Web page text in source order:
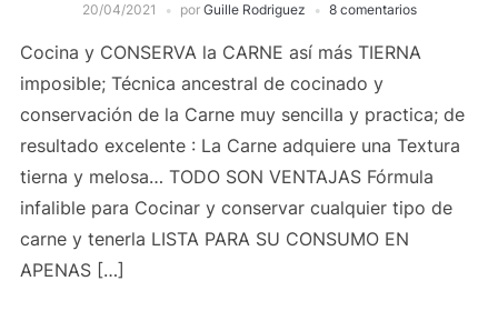
20/04/2021 por Guille Rodriguez 8 comentarios
Cocina y CONSERVA la CARNE así más TIERNA
imposible; Técnica ancestral de cocinado y
conservación de la Carne muy sencilla y practica; de
resultado excelente : La Carne adquiere una Textura
tierna y melosa… TODO SON VENTAJAS Fórmula
infalible para Cocinar y conservar cualquier tipo de
carne y tenerla LISTA PARA SU CONSUMO EN
APENAS […]